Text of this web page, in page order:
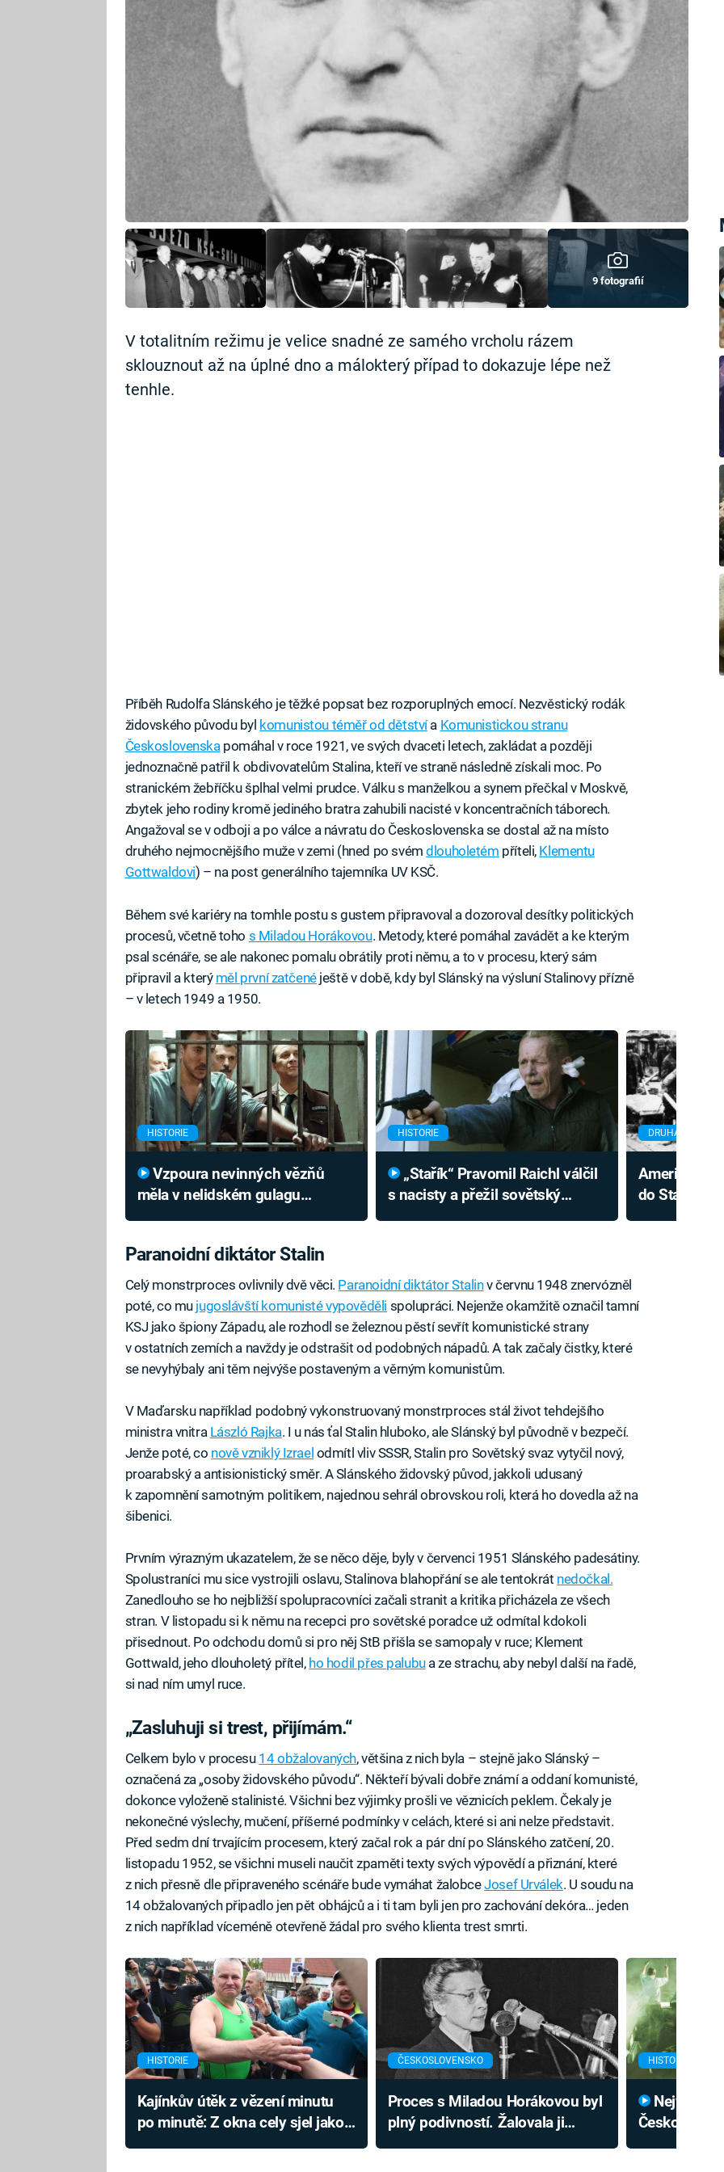
9 fotografií
V totalitním režimu je velice snadné ze samého vrcholu rázem
sklouznout až na úplné dno a málokterý případ to dokazuje lépe než
tenhle.
Příběh Rudolfa Slánského je těžké popsat bez rozporuplných emocí. Nezvěstický rodák
židovského původu byl komunistou téměř od dětstvía Komunistickou stranu
Československapomáhal v roce 1921, ve svých dvaceti letech, zakládat a později
jednoznačně patřil k obdivovatelům Stalina, kteří ve straně následně získali moc. Po
stranickém žebříčku šplhal velmi prudce. Válku s manželkou a synem přečkal v Moskvě,
zbytek jeho rodiny kromě jediného bratra zahubili nacisté v koncentračních táborech.
Angažoval se v odboji a po válce a návratu do Československa se dostal až na místo
druhého nejmocnějšího muže v zemi (hned po svémdlouholetém příteli, Klementu
Gottwaldovi) – na post generálního tajemníka UV KSČ.
Během své kariéry na tomhle postu s gustem připravoval a dozoroval desítky politických
procesů, včetně toho s Miladou Horákovou. Metody, které pomáhal zavádět a ke kterým
psal scénáře, se ale nakonec pomalu obrátily proti němu, a to v procesu, který sám
připravil a který měl první zatčenéještě v době, kdy byl Slánský na výsluní Stalinovy přízně
– v letech 1949 a 1950.
HISTORIE
Vzpoura nevinných vězňů
měla v nelidském gulagu
HISTORIE
„Stařík“ Pravomil Raichl válčil
s nacisty a přežil sovětský
DRUHÁ
Američané a
do Stalinova
Paranoidní diktátor Stalin
Celý monstrproces ovlivnily dvě věci. Paranoidní diktátor Stalinv červnu 1948 znervózněl
poté, co mu jugoslávští komunisté vypověděli spolupráci. Nejenže okamžitě označil tamní
KSJ jako špiony Západu, ale rozhodl se železnou pěstí sevřít komunistické strany
v ostatních zemích a navždy je odstrašit od podobných nápadů. A tak začaly čistky, které
se nevyhýbaly ani těm nejvýše postaveným a věrným komunistům.
V Maďarsku například podobný vykonstruovaný monstrproces stál život tehdejšího
ministra vnitra László Rajka. I u nás ťal Stalin hluboko, ale Slánský byl původně v bezpečí.
Jenže poté, co nově vzniklý Izrael odmítl vliv SSSR, Stalin pro Sovětský svaz vytyčil nový,
proarabský a antisionistický směr. A Slánského židovský původ, jakkoli udusaný
k zapomnění samotným politikem, najednou sehrál obrovskou roli, která ho dovedla až na
šibenici.
Prvním výrazným ukazatelem, že se něco děje, byly v červenci 1951 Slánského padesátiny.
Spolustraníci mu sice vystrojili oslavu, Stalinova blahopřání se ale tentokrát nedočkal.
Zanedlouho se ho nejbližší spolupracovníci začali stranit a kritika přicházela ze všech
stran. V listopadu si k němu na recepci pro sovětské poradce už odmítal kdokoli
přisednout. Po odchodu domů si pro něj StB přišla se samopaly v ruce; Klement
Gottwald, jeho dlouholetý přítel, ho hodil přes palubua ze strachu, aby nebyl další na řadě,
si nad ním umyl ruce.
„Zasluhuji si trest, přijímám.“
Celkem bylo v procesu 14 obžalovaných, většina z nich byla – stejně jako Slánský –
označená za „osoby židovského původu“. Někteří bývali dobře známí a oddaní komunisté,
dokonce vyloženě stalinisté. Všichni bez výjimky prošli ve věznicích peklem. Čekaly je
nekonečné výslechy, mučení, příšerné podmínky v celách, které si ani nelze představit.
Před sedm dní trvajícím procesem, který začal rok a pár dní po Slánského zatčení, 20.
listopadu 1952, se všichni museli naučit zpaměti texty svých výpovědí a přiznání, které
z nich přesně dle připraveného scénáře bude vymáhat žalobceJosef Urválek. U soudu na
14 obžalovaných připadlo jen pět obhájců a i ti tam byli jen pro zachování dekóra… jeden
z nich například víceméně otevřeně žádal pro svého klienta trest smrti.
HISTORIE
Kajínkův útěk z vězení minutu
po minutě: Z okna cely sjel jako
ČESKOSLOVENSKO
Proces s Miladou Horákovou byl
plný podivností. Žalovala ji
HISTORIE
Největší vězeňská vzpoura v